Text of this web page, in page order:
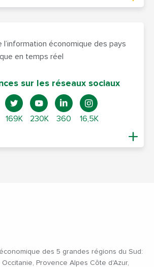
l’information économique des pays
en temps réel
sur les réseaux sociaux
169K 230K 360 16,5K
des 5 grandes régions du Sud:
Provence Alpes Côte d'Azur,